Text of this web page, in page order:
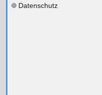
Datenschutz